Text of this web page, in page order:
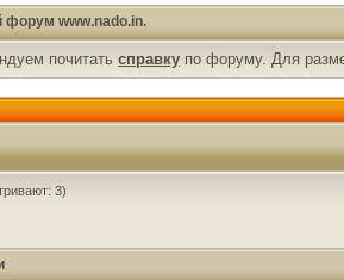
форум www.nado.in.
почитать справку по форуму. Для
3)